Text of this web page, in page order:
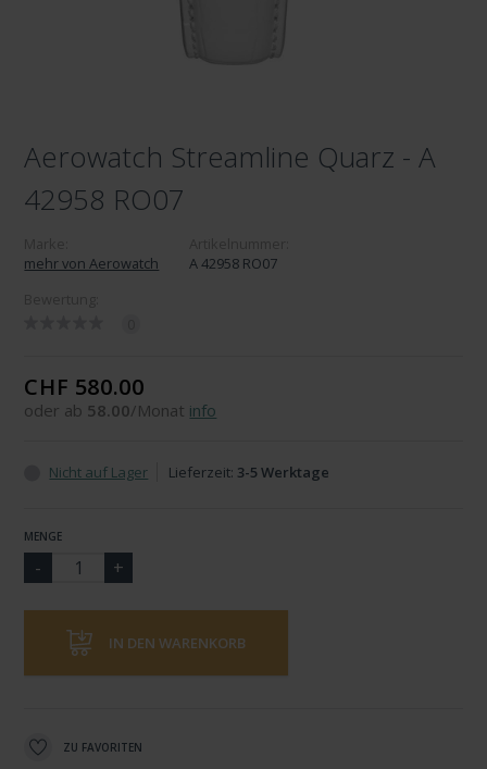
Aerowatch Streamline Quarz - A
42958 RO07
mehr von Aerowatch
A 42958 RO07
CHF 580.00
oder ab 58.00/Monat info
Nicht auf Lager Lieferzeit: 3-5 Werktage
MENGE
IN DEN WARENKORB
ZU FAVORITEN